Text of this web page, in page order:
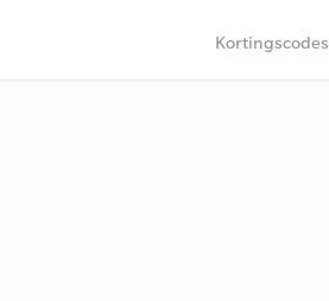
Kortingscodes